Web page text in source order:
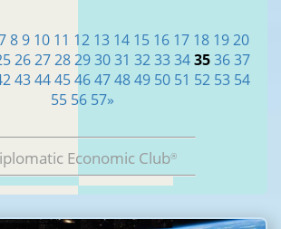
8 9 10 11 12 13 14 15 16 17 18 19 20
262728293031 323334353637
43444546474849 50 51 52 53 54
55 56 57»
Economic Club®